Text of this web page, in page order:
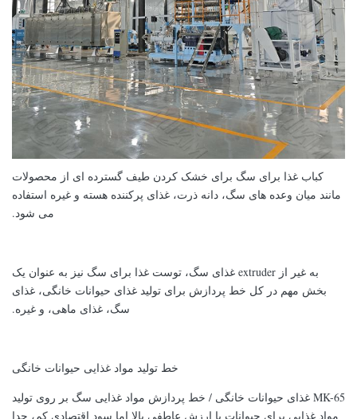
کباب غذا برای سگ برای خشک کردن طیف گسترده ای از محصولات
مانند میان وعده های سگ، دانه ذرت، غذای پرکننده هسته و غیره استفاده
می شود.
به غیر از extruder غذای سگ، توست غذا برای سگ نیز به عنوان یک
بخش مهم در کل خط پردازش برای تولید غذای حیوانات خانگی، غذای
سگ، غذای ماهی، و غیره.
خط تولید مواد غذایی حیوانات خانگی
MK-65 غذای حیوانات خانگی / خط پردازش مواد غذایی سگ بر روی تولید
مواد غذایی برای حیوانات با ارزش عاطفی بالا اما سود اقتصادی کم، جدا